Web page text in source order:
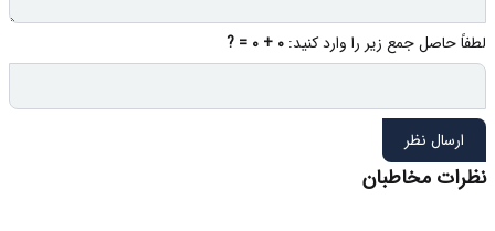
لطفاً حاصل جمع زیر را وارد کنید: 0 + 0 = ?
ارسال نظر
نظرات مخاطبان